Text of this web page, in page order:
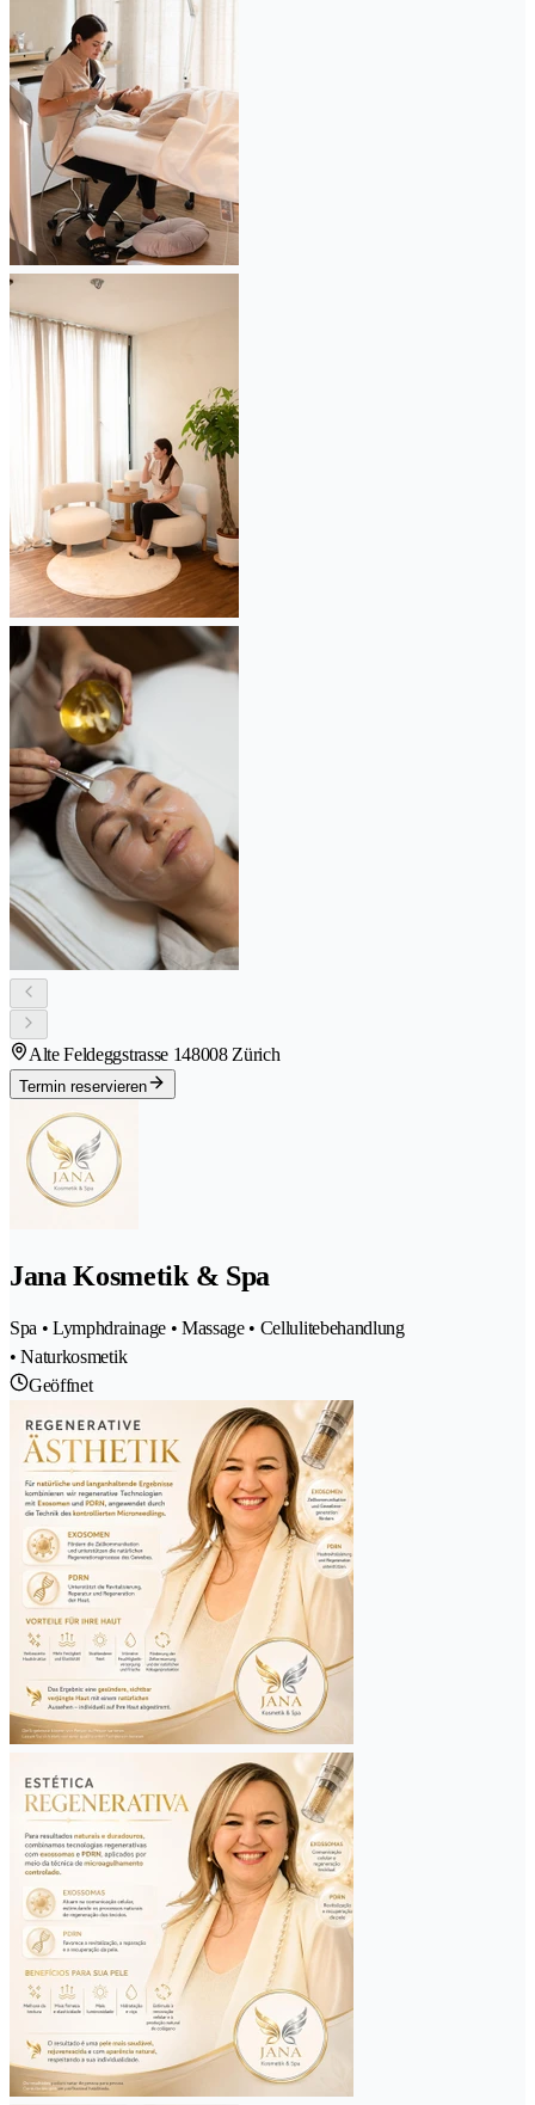
Alte Feldeggstrasse 148008 Zürich
Termin reservieren
Jana Kosmetik & Spa
Spa • Lymphdrainage • Massage • Cellulitebehandlung
• Naturkosmetik
Geöffnet